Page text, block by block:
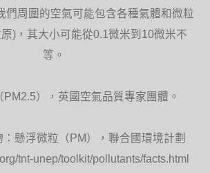
們周圍的空氣可能包含各種氣體和微粒
)，其大小可能從0.1微米到10微米不
等。
），英國空氣品質專家團體。
：懸浮微粒（PM），聯合國環境計劃
tnt-unep/toolkit/pollutants/facts.html